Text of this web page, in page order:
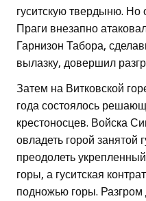
гуситскую твердыню.
Праги внезапно
Гарнизон Табора,
вылазку, довершил
Затем на Витковской
года состоялось
крестоносцев. Войска
овладеть горой занятой
преодолеть
горы, а гуситская
подножью горы.